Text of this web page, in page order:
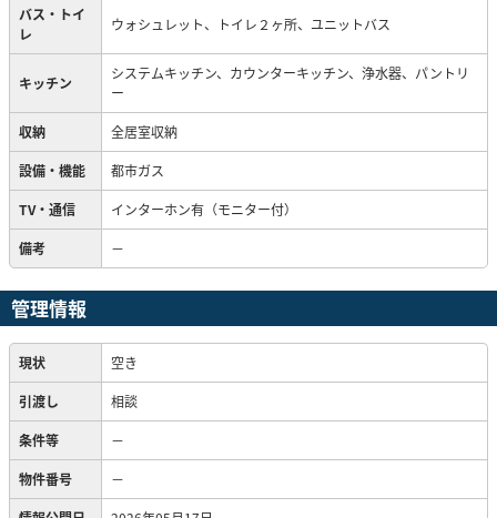
バス・トイ
レ
ウォシュレット、トイレ２ヶ所、ユニットバス
キッチン
システムキッチン、カウンターキッチン、浄水器、パントリ
ー
収納 全居室収納
設備・機能 都市ガス
TV・通信 インターホン有（モニター付）
備考 －
管理情報
現状 空き
引渡し 相談
条件等 －
物件番号 －